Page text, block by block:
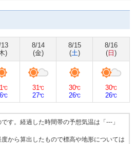
)
8/14
(金)
8/15
(土)
8/16
( 日 )
℃
℃
31℃
27℃
30℃
26℃
30℃
26℃
す。経過した時間帯の予想気温は「---」
から算出したもので標高や地形については